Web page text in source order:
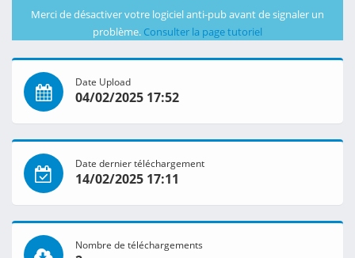
Merci de désactiver votre logiciel anti-pub avant de signaler un
problème. Consulter la page tutoriel
Date Upload
04/02/2025 17:52
Date dernier téléchargement
14/02/2025 17:11
Nombre de téléchargements